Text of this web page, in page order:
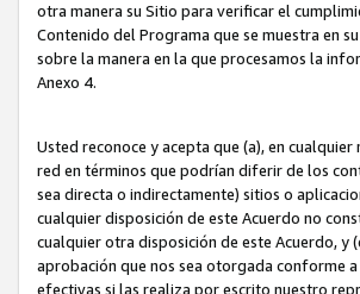
otra manera su Sitio para verificar el
Contenido del Programa que se muestra en
sobre la manera en la que procesamos la
Anexo 4.
Usted reconoce y acepta que (a), en
red en términos que podrían diferir de los
sea directa o indirectamente) sitios o
cualquier disposición de este Acuerdo no
cualquier otra disposición de este Acuerdo, y
aprobación que nos sea otorgada conforme
efectivas si las realiza por escrito nuestro